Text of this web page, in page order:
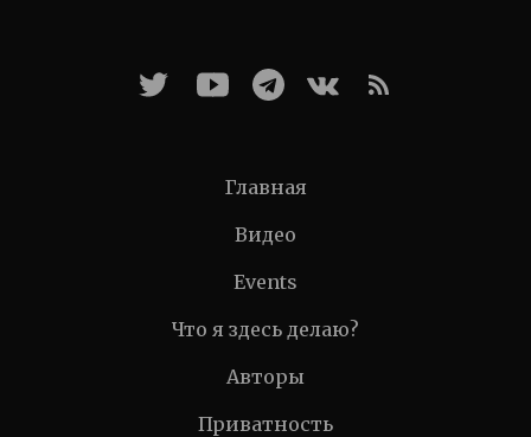
Главная
Видео
Events
Что я здесь делаю?
Авторы
Приватность